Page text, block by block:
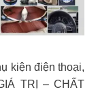
kiện điện thoại,
TRỊ – CHẤT